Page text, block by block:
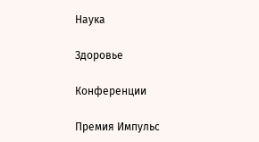
Наука
Здоровье
Конференции
Премия Импульс